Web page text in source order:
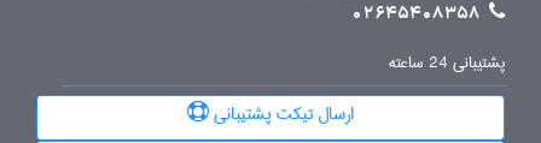
02645408358
پشتیبانی 24 ساعته
ارسال تیکت پشتیبانی